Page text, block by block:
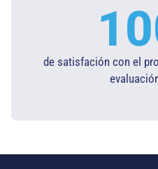
de satisfación con el